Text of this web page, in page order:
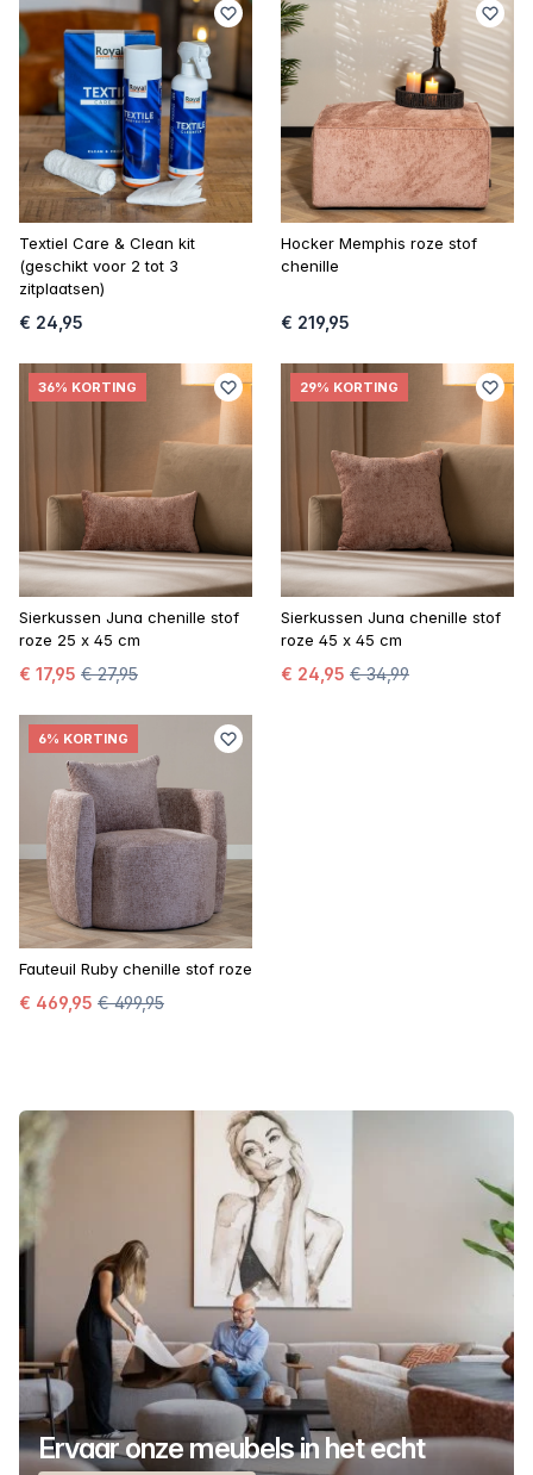
Textiel Care & Clean kit
(geschikt voor 2 tot 3
zitplaatsen)
€ 24,95
Hocker Memphis roze stof
chenille
€ 219,95
36% KORTING
Sierkussen Juna chenille stof
roze 25 x 45 cm
€ 17,95 € 27,95
29% KORTING
Sierkussen Juna chenille stof
roze 45 x 45 cm
€ 24,95 € 34,99
6% KORTING
Fauteuil Ruby chenille stof roze
€ 469,95 € 499,95
Ervaar onze meubels in het echt